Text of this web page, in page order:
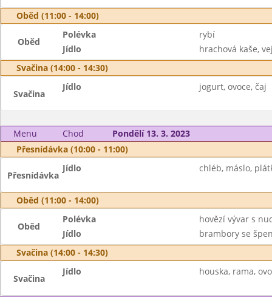
Oběd (11:00 - 14:00)
Oběd
Polévka
rybí
Jídlo
hrachová kaše,
Svačina (14:00 - 14:30)
Svačina
Jídlo jogurt, ovoce, čaj
Menu Chod
Pondělí 13. 3. 2023
Přesnídávka (10:00 - 11:00)
Přesnídávka
Jídlo chléb, máslo,
Oběd (11:00 - 14:00)
Oběd
Polévka
hovězí vývar s
Jídlo
brambory se
Svačina (14:00 - 14:30)
Svačina
Jídlo houska, rama,